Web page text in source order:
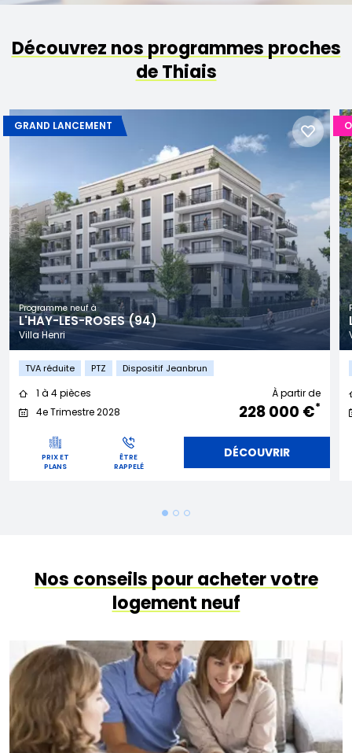
Découvrez nos programmes proches
de Thiais
Programme neuf à
L'HAY-LES-ROSES (94)
Villa Henri
GRAND LANCEMENT
TVA réduite PTZ Dispositif Jeanbrun
1 à 4 pièces
4e Trimestre 2028
À partir de
228 000 €*
PRIX ET
PLANS
ÊTRE
RAPPELÉ
DÉCOUVRIR
Nos conseils pour acheter votre
logement neuf